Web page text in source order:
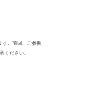
す。前回、ご参照
ください。